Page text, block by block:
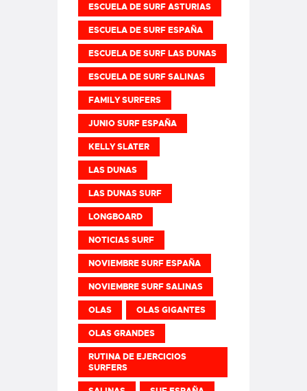
ESCUELA DE SURF ASTURIAS
ESCUELA DE SURF ESPAÑA
ESCUELA DE SURF LAS DUNAS
ESCUELA DE SURF SALINAS
FAMILY SURFERS
JUNIO SURF ESPAÑA
KELLY SLATER
LAS DUNAS
LAS DUNAS SURF
LONGBOARD
NOTICIAS SURF
NOVIEMBRE SURF ESPAÑA
NOVIEMBRE SURF SALINAS
OLAS OLAS GIGANTES
OLAS GRANDES
RUTINA DE EJERCICIOS
SURFERS